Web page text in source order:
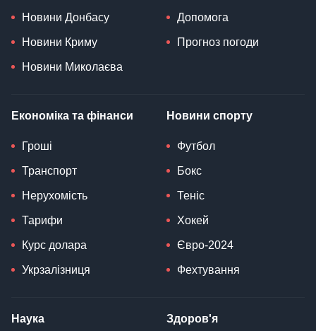
Новини Донбасу
Новини Криму
Новини Миколаєва
Допомога
Прогноз погоди
Економіка та фінанси
Гроші
Транспорт
Нерухомість
Тарифи
Курс долара
Укрзалізниця
Новини спорту
Футбол
Бокс
Теніс
Хокей
Євро-2024
Фехтування
Наука Здоров'я